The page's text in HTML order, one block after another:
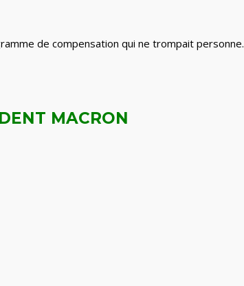
de compensation qui ne trompait personne.
MACRON